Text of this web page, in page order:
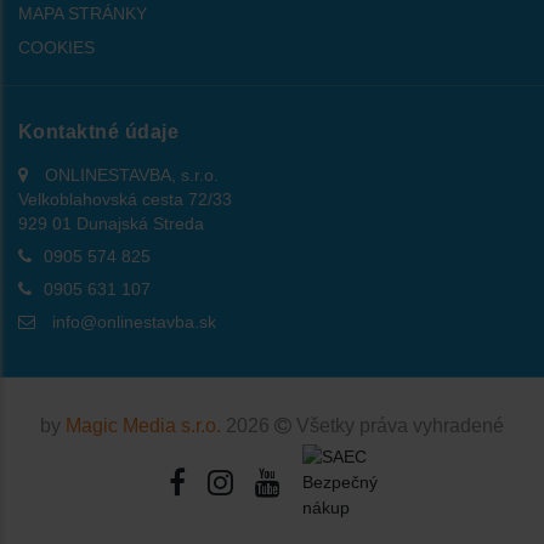
MAPA STRÁNKY
COOKIES
Kontaktné údaje
ONLINESTAVBA, s.r.o.
Velkoblahovská cesta 72/33
929 01 Dunajská Streda
0905 574 825
0905 631 107
info@onlinestavba.sk
by Magic Media s.r.o. 2026 Všetky práva vyhradené